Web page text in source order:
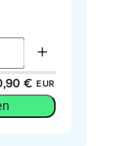
€ EUR